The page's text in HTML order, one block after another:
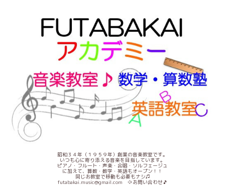
昭和３４年（１９５９年）創業の音楽教室です。
いつも心に寄り添える音楽を目指しています。
ピアノ・フルート・声楽・合唱・ソルフェージュ
に加えて、算数・数学・英語もオープン！！
同じお教室で移動も必要もナシ♫
futabakai.music@gmail.com ⇦お問い合わせ🎵